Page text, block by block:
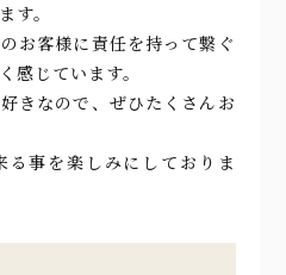
す。
お客様に責任を持って繋ぐ
感じています。
きなので、ぜひたくさんお
事を楽しみにしておりま